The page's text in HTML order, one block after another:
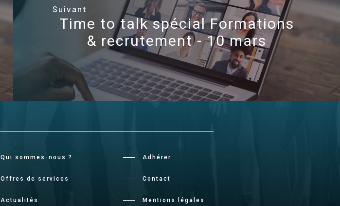
Suivant
Time to talk spécial Formations
& recrutement - 10 mars
Qui sommes-nous ?
Offres de services
Actualités
Adhérer
Contact
Mentions légales